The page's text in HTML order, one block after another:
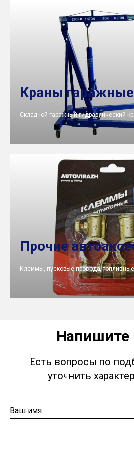
Краны гаражные
Складной гаражный гидравлический
Прочие
Клеммы, пусковые провода, топливные
Напишите
Есть вопросы по
уточнить
Ваш имя